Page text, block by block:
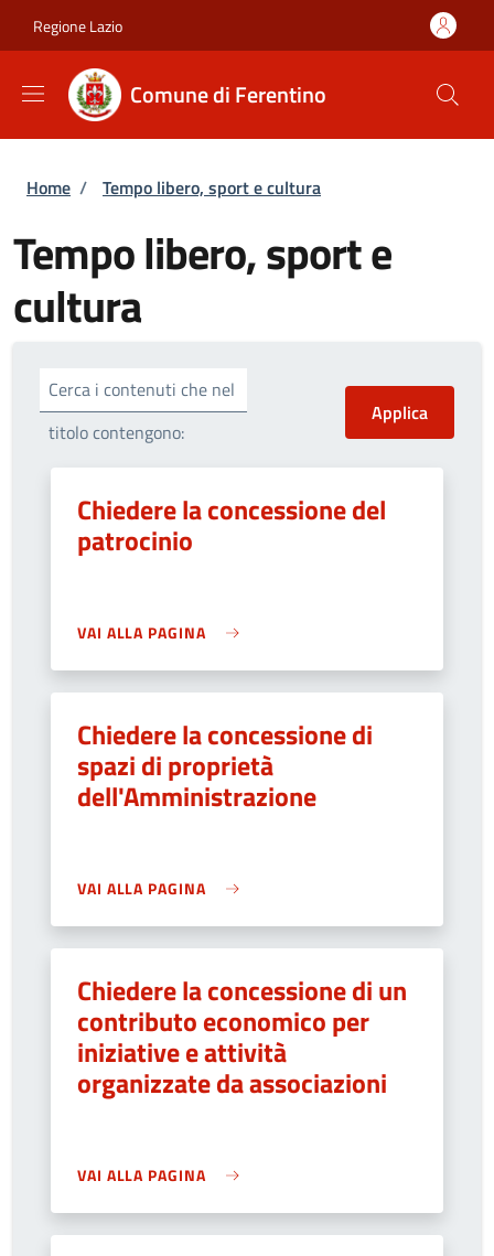
Regione Lazio
Comune di Ferentino
Briciole di pane
Home / Tempo libero, sport e cultura
Tempo libero, sport e
cultura
Cerca i contenuti che nel
titolo contengono:
Chiedere la concessione del
patrocinio
VAI ALLA PAGINA
Chiedere la concessione di
spazi di proprietà
dell'Amministrazione
VAI ALLA PAGINA
Chiedere la concessione di un
contributo economico per
iniziative e attività
organizzate da associazioni
VAI ALLA PAGINA